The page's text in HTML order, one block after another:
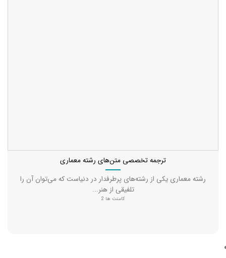
ترجمه تخصصی متن‌های رشته معماری
رشته معماری یکی از رشته‌های پرطرفدار در دنیاست که می‌توان آن را
تلفیقی از هنر...
کامنت ها 2